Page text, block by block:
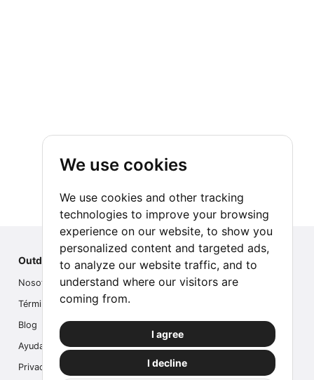
We use cookies
We use cookies and other tracking
technologies to improve your browsing
experience on our website, to show you
personalized content and targeted ads,
to analyze our website traffic, and to
understand where our visitors are
coming from.
I agree
I decline
Outdoor Index
Nosotros
Términos
Blog
Ayuda
Privacidad